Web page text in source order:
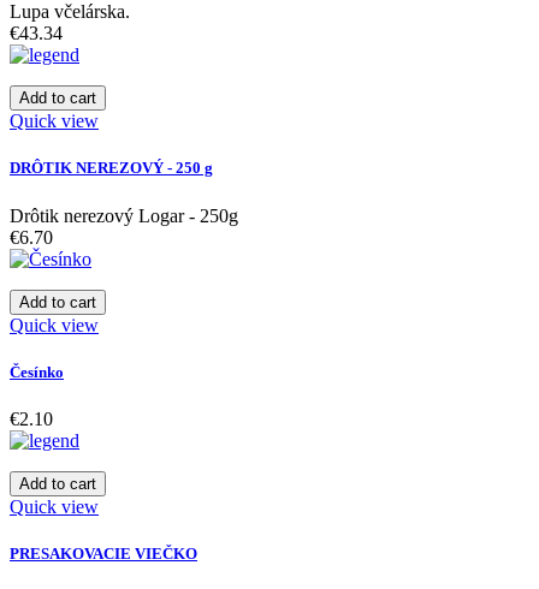
Lupa včelárska.
€43.34
Add to cart
Quick view
DRÔTIK NEREZOVÝ - 250 g
Drôtik nerezový Logar - 250g
€6.70
Add to cart
Quick view
Česínko
€2.10
Add to cart
Quick view
PRESAKOVACIE VIEČKO